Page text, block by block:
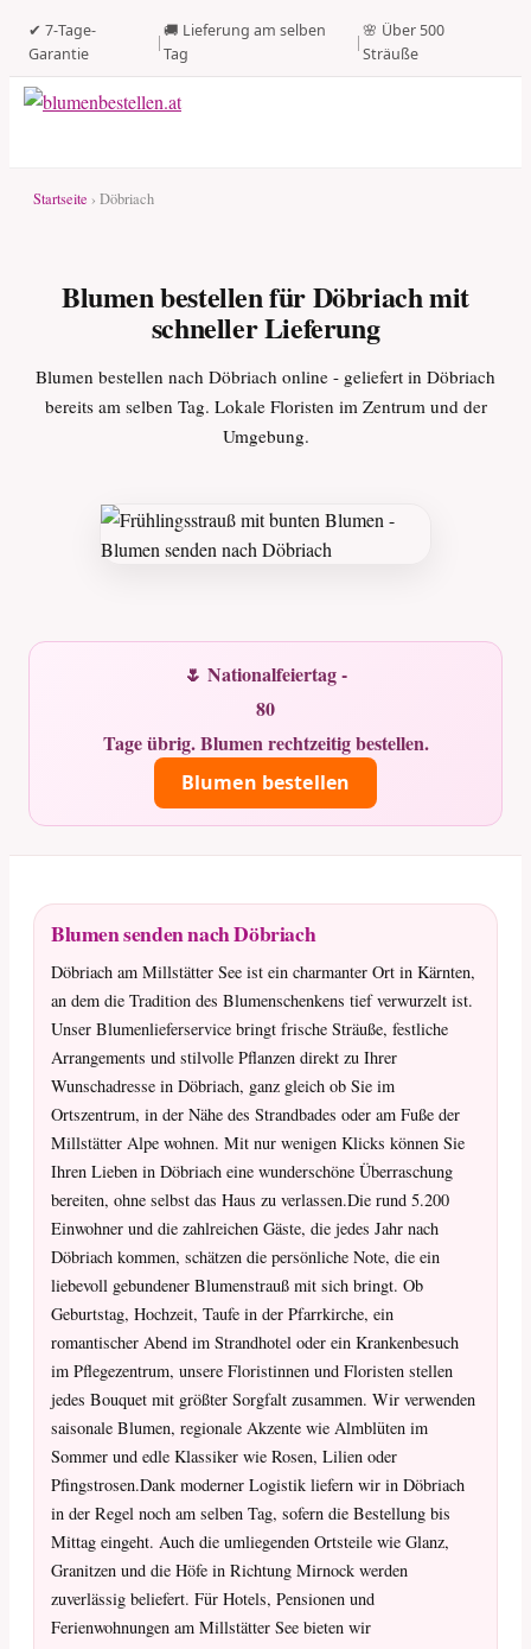
✔ 7-Tage-
Garantie
|
🚚 Lieferung am selben
Tag
|
🌸 Über 500
Sträuße
Startseite › Döbriach
Blumen bestellen für Döbriach mit
schneller Lieferung
Blumen bestellen nach Döbriach online - geliefert in Döbriach
bereits am selben Tag. Lokale Floristen im Zentrum und der
Umgebung.
🌷 Nationalfeiertag -
80
Tage übrig. Blumen rechtzeitig bestellen.
Blumen bestellen
Blumen senden nach Döbriach
Döbriach am Millstätter See ist ein charmanter Ort in Kärnten,
an dem die Tradition des Blumenschenkens tief verwurzelt ist.
Unser Blumenlieferservice bringt frische Sträuße, festliche
Arrangements und stilvolle Pflanzen direkt zu Ihrer
Wunschadresse in Döbriach, ganz gleich ob Sie im
Ortszentrum, in der Nähe des Strandbades oder am Fuße der
Millstätter Alpe wohnen. Mit nur wenigen Klicks können Sie
Ihren Lieben in Döbriach eine wunderschöne Überraschung
bereiten, ohne selbst das Haus zu verlassen.Die rund 5.200
Einwohner und die zahlreichen Gäste, die jedes Jahr nach
Döbriach kommen, schätzen die persönliche Note, die ein
liebevoll gebundener Blumenstrauß mit sich bringt. Ob
Geburtstag, Hochzeit, Taufe in der Pfarrkirche, ein
romantischer Abend im Strandhotel oder ein Krankenbesuch
im Pflegezentrum, unsere Floristinnen und Floristen stellen
jedes Bouquet mit größter Sorgfalt zusammen. Wir verwenden
saisonale Blumen, regionale Akzente wie Almblüten im
Sommer und edle Klassiker wie Rosen, Lilien oder
Pfingstrosen.Dank moderner Logistik liefern wir in Döbriach
in der Regel noch am selben Tag, sofern die Bestellung bis
Mittag eingeht. Auch die umliegenden Ortsteile wie Glanz,
Granitzen und die Höfe in Richtung Mirnock werden
zuverlässig beliefert. Für Hotels, Pensionen und
Ferienwohnungen am Millstätter See bieten wir